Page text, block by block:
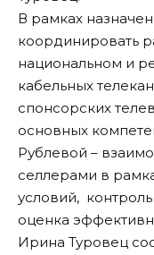
В рамках
координировать
национальном и
кабельных
спонсорских
основных
Рублевой –
селлерами в
условий,
оценка
Ирина Туровец